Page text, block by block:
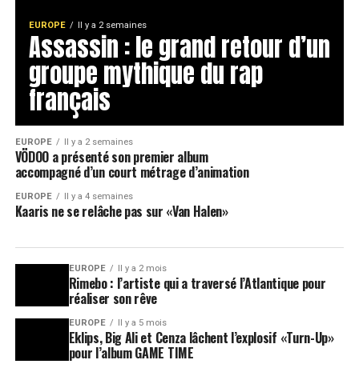
EUROPE Il y a 2 semaines
Assassin : le grand retour d’un
groupe mythique du rap
français
EUROPE Il y a 2 semaines
VÖDOO a présenté son premier album
accompagné d’un court métrage d’animation
EUROPE Il y a 4 semaines
Kaaris ne se relâche pas sur «Van Halen»
EUROPE Il y a 2 mois
Rimebo : l’artiste qui a traversé l’Atlantique pour
réaliser son rêve
EUROPE Il y a 5 mois
Eklips, Big Ali et Cenza lâchent l’explosif «Turn-Up»
pour l’album GAME TIME